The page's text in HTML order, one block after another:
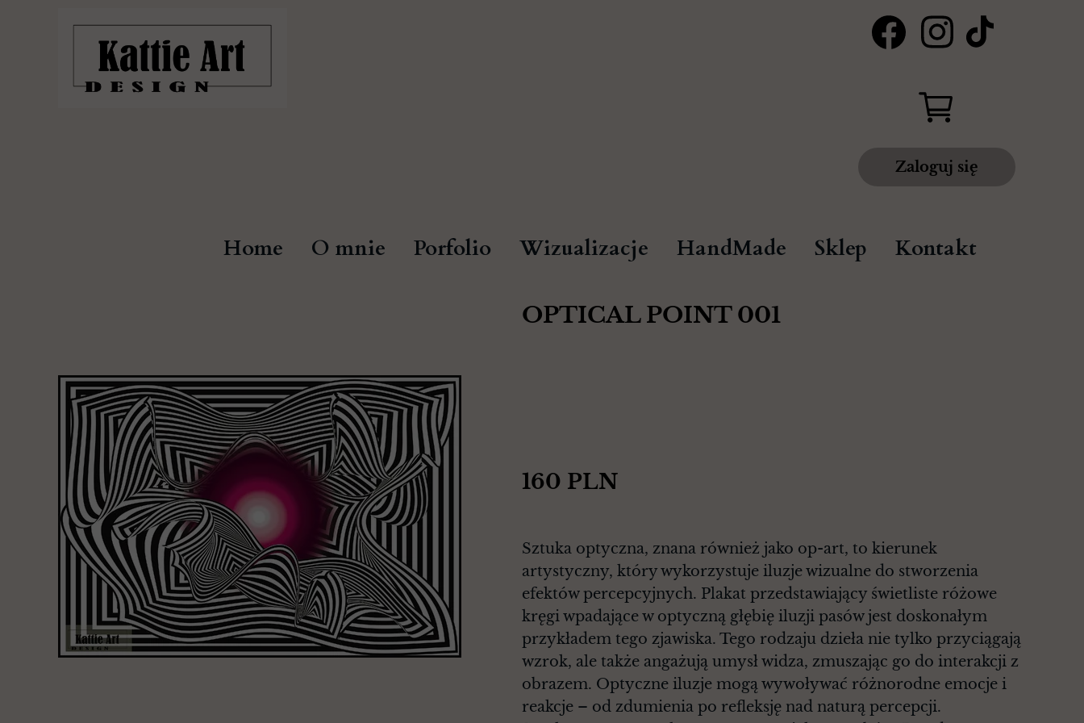
Zaloguj się
Home O mnie Porfolio Wizualizacje HandMade Sklep Kontakt
Sztuka optyczna, znana również jako op-art, to kierunek
artystyczny, który wykorzystuje iluzje wizualne do stworzenia
efektów percepcyjnych. Plakat przedstawiający świetliste różowe
kręgi wpadające w optyczną głębię iluzji pasów jest doskonałym
przykładem tego zjawiska. Tego rodzaju dzieła nie tylko przyciągają
wzrok, ale także angażują umysł widza, zmuszając go do interakcji z
obrazem. Optyczne iluzje mogą wywoływać różnorodne emocje i
reakcje – od zdumienia po refleksję nad naturą percepcji.
160 PLN
OPTICAL POINT 001